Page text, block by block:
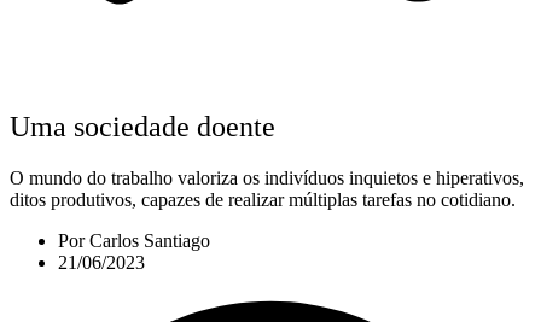
Uma sociedade doente
O mundo do trabalho valoriza os indivíduos inquietos e hiperativos,
ditos produtivos, capazes de realizar múltiplas tarefas no cotidiano.
PorCarlos Santiago
21/06/2023